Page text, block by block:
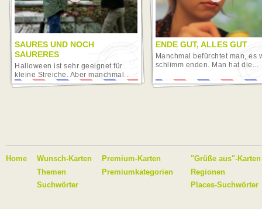
SAURES UND NOCH
SAURERES
Halloween ist sehr geeignet für
kleine Streiche. Aber manchmal...
ENDE GUT, ALLES GUT
Manchmal befürchtet man, es
schlimm enden. Man hat die...
Home
Wunsch-Karten
Themen
Suchwörter
Premium-Karten
Premiumkategorien
"Grüße aus"-Karten
Regionen
Places-Suchwörter